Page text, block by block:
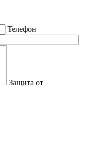
Телефон
Защита от